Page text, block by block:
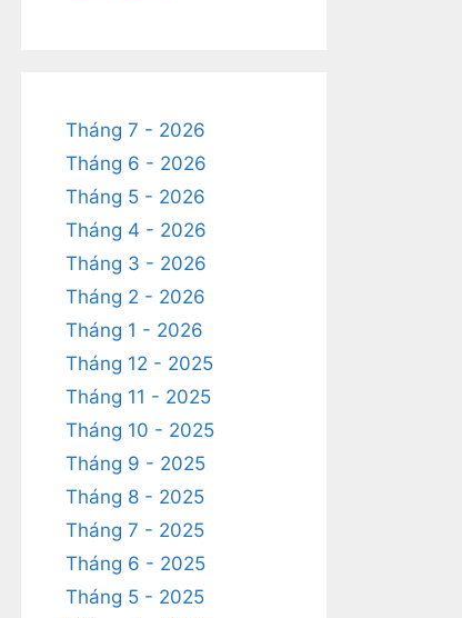
Tháng 7 - 2026
Tháng 6 - 2026
Tháng 5 - 2026
Tháng 4 - 2026
Tháng 3 - 2026
Tháng 2 - 2026
Tháng 1 - 2026
Tháng 12 - 2025
Tháng 11 - 2025
Tháng 10 - 2025
Tháng 9 - 2025
Tháng 8 - 2025
Tháng 7 - 2025
Tháng 6 - 2025
Tháng 5 - 2025